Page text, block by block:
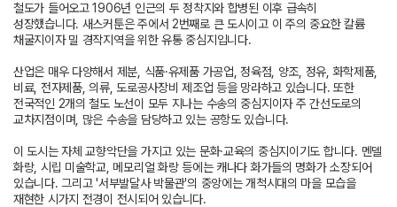
철도가 들어오고 1906년 인근의 두 정착지와 합병된 이후 급속히
성장했습니다. 새스커툰은 주에서 2번째로 큰 도시이고 이 주의 중요한 칼륨
채굴지이자 밀 경작지역을 위한 유통 중심지입니다.
산업은 매우 다양해서 제분, 식품·유제품 가공업, 정육점, 양조, 정유, 화학제품,
비료, 전자제품, 의류, 도로공사장비 제조업 등을 망라하고 있습니다. 또한
전국적인 2개의 철도 노선이 모두 지나는 수송의 중심지이자 주 간선도로의
교차지점이며, 많은 수송을 담당하고 있는 공항도 있습니다.
이 도시는 자체 교향악단을 가지고 있는 문화·교육의 중심지이기도 합니다. 멘델
화랑, 시립 미술학교, 메모리얼 화랑 등에는 캐나다 화가들의 명화가 소장되어
있습니다. 그리고 '서부발달사 박물관'의 중앙에는 개척시대의 마을 모습을
재현한 시가지 전경이 전시되어 있습니다.